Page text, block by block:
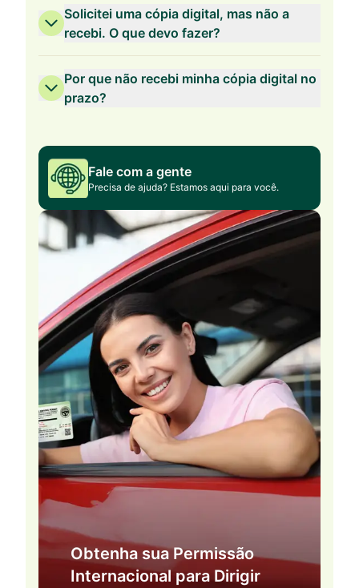
Solicitei uma cópia digital, mas não a
recebi. O que devo fazer?
Por que não recebi minha cópia digital no
prazo?
Fale com a gente
Precisa de ajuda? Estamos aqui para você.
Obtenha sua Permissão
Internacional para Dirigir